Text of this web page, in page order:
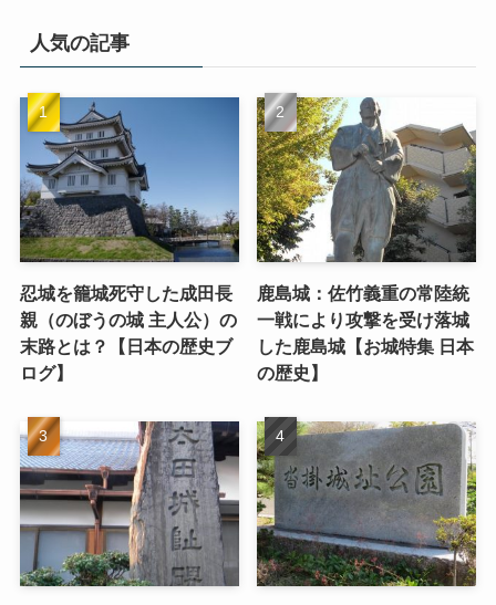
人気の記事
忍城を籠城死守した成田長
親（のぼうの城 主人公）の
末路とは？【日本の歴史ブ
ログ】
鹿島城：佐竹義重の常陸統
一戦により攻撃を受け落城
した鹿島城【お城特集 日本
の歴史】